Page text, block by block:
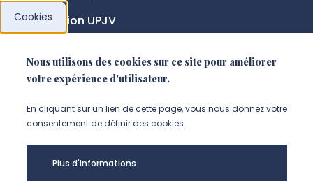
Fondation UPJV
NOUS SUIVRE
Suivez-nous sur instagram
Suivez-nous sur linkedin
Suivez-nous sur
Mentions légales
Cookies
Nous utilisons des cookies sur ce site pour améliorer
votre expérience d'utilisateur.
En cliquant sur un lien de cette page, vous nous donnez votre
consentement de définir des cookies.
Plus d'informations